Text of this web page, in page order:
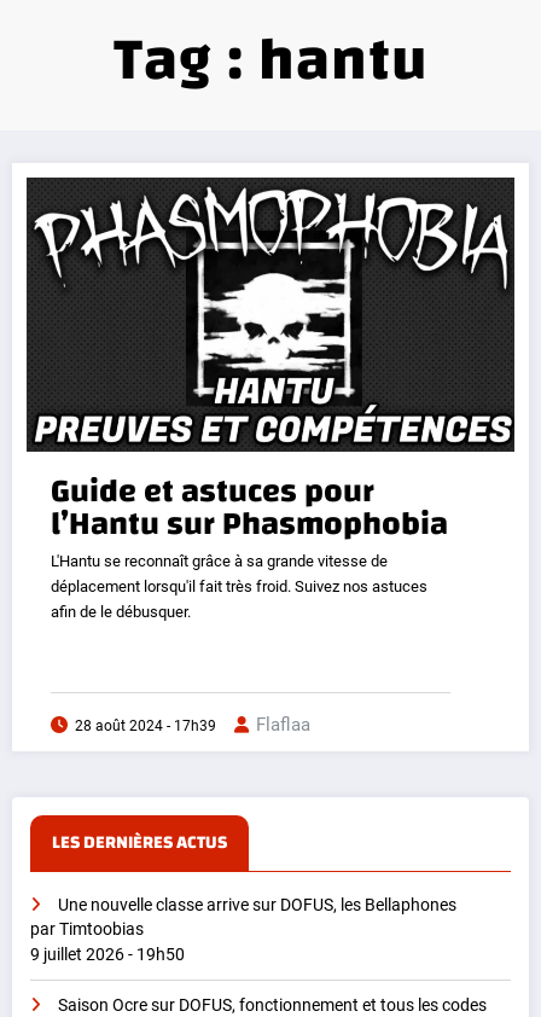
Tag : hantu
Guide et astuces pour
l’Hantu sur Phasmophobia
L'Hantu se reconnaît grâce à sa grande vitesse de
déplacement lorsqu'il fait très froid. Suivez nos astuces
afin de le débusquer.
28 août 2024 - 17h39 Flaflaa
LES DERNIÈRES ACTUS
Une nouvelle classe arrive sur DOFUS, les Bellaphones
par Timtoobias
9 juillet 2026 - 19h50
Saison Ocre sur DOFUS, fonctionnement et tous les codes